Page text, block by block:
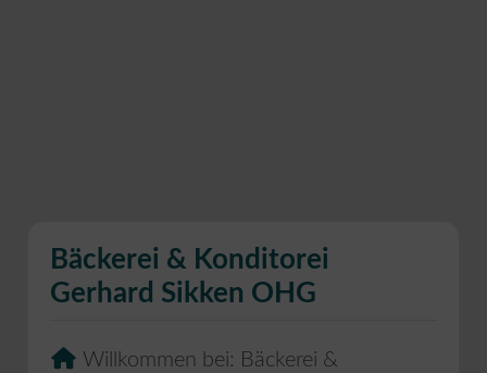
Bäckerei & Konditorei
Gerhard Sikken OHG
Willkommen bei: Bäckerei &